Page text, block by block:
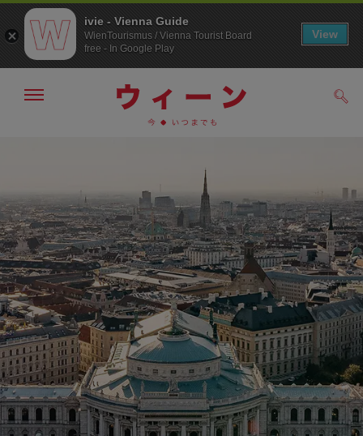
へ
ジ
の
ト
ッ
プ
へ
メ
非
表
示
ivie - Vienna Guide
WienTourismus / Vienna Tourist Board
free - In Google Play
View